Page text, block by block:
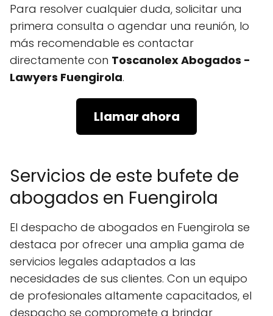
Para resolver cualquier duda, solicitar una
primera consulta o agendar una reunión, lo
más recomendable es contactar
directamente con Toscanolex Abogados -
Lawyers Fuengirola.
Llamar ahora
Servicios de este bufete de
abogados en Fuengirola
El despacho de abogados en Fuengirola se
destaca por ofrecer una amplia gama de
servicios legales adaptados a las
necesidades de sus clientes. Con un equipo
de profesionales altamente capacitados, el
despacho se compromete a brindar